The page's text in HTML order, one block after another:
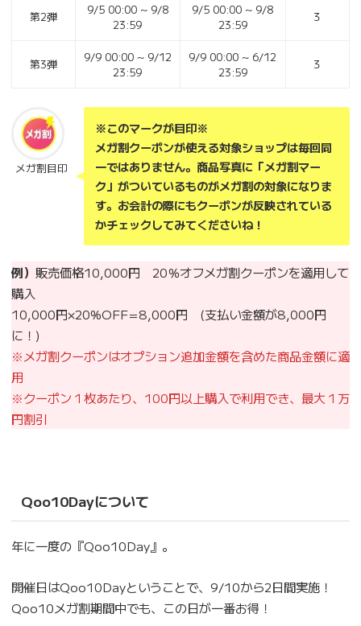
第2弾
9/5 00:00 ~ 9/8
23:59
9/5 00:00 ~ 9/8
23:59
３
第3弾
9/9 00:00 ~ 9/12
23:59
9/9 00:00 ~ 6/12
23:59
３
メガ割目印
※このマークが目印※
メガ割クーポンが使える対象ショップは毎回同
一ではありません。商品写真に「メガ割マー
ク」がついているものがメガ割の対象になりま
す。お会計の際にもクーポンが反映されている
かチェックしてみてくださいね！
例） 販売価格10,000円 20％オフメガ割クーポンを適用して
購入
10,000円×20%OFF=8,000円 (支払い金額が8,000円
に！)
※メガ割クーポンはオプション追加金額を含めた商品金額に適
用
※クーポン１枚あたり、100円以上購入で利用でき、最大１万
円割引
Qoo10Dayについて
年に一度の『Qoo10Day』。
開催日はQoo10Dayということで、9/10から2日間実施！
Qoo10メガ割期間中でも、この日が一番お得！